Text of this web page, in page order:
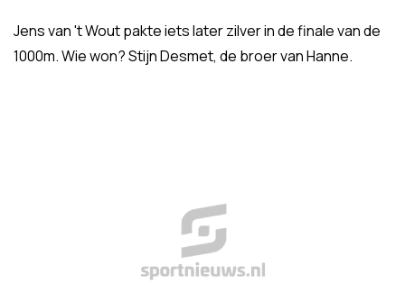
Jens van 't Wout pakte iets later zilver in de finale van de
1000m. Wie won? Stijn Desmet, de broer van Hanne.